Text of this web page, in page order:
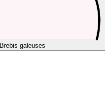
Brebis galeuses